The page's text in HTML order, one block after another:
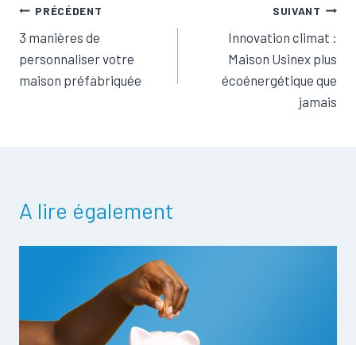
b
o
o
k
Navigation
de
l'article
PRÉCÉDENT
3 manières de
personnaliser votre
maison préfabriquée
SUIVANT
Innovation climat :
Maison Usinex plus
écoénergétique que
jamais
A lire également